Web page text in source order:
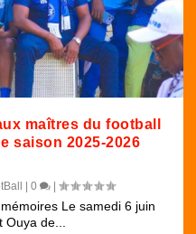
maîtres du football
saison 2025-2026
|0 |
Le samedi 6 juin
de...